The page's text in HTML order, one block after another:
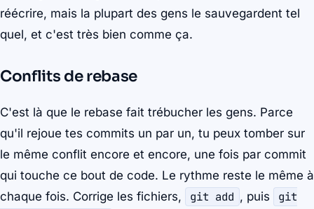
réécrire, mais la plupart des gens le sauvegardent tel
quel, et c'est très bien comme ça.
Conflits de rebase
C'est là que le rebase fait trébucher les gens. Parce
qu'il rejoue tes commits un par un, tu peux tomber sur
le même conflit encore et encore, une fois par commit
qui touche ce bout de code. Le rythme reste le même à
chaque fois. Corrige les fichiers,
git add , puis
git